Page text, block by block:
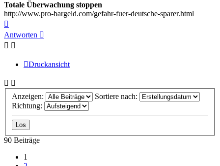
Totale Überwachung stoppen
http://www.pro-bargeld.com/gefahr-fuer-deutsche-sparer.html
oben
Antworten
Druckansicht
Anzeigen:
Sortiere nach:
Richtung:
90 Beiträge
1